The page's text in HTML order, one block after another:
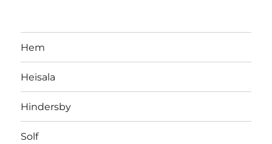
Hem
Heisala
Hindersby
Solf